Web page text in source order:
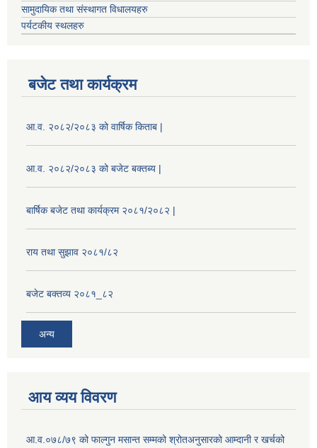
सामुदायिक तथा संस्थागत विधालयहरु
पर्यटकीय स्थलहरु
बजेट तथा कार्यक्रम
आ.व. २०८२/२०८३ को वार्षिक किताब |
आ.व. २०८२/२०८३ को बजेट बक्तब्य |
बार्षिक बजेट तथा कार्यक्रम २०८१/२०८२ |
राय तथा सुझाव २०८१/८२
बजेट बक्तव्य २०८१_८२
अन्य
आय व्यय विवरण
आ.व.०७८/७९ को फाल्गुन मसान्त सम्मको श्रोतअनुसारको आम्दानी र खर्चको